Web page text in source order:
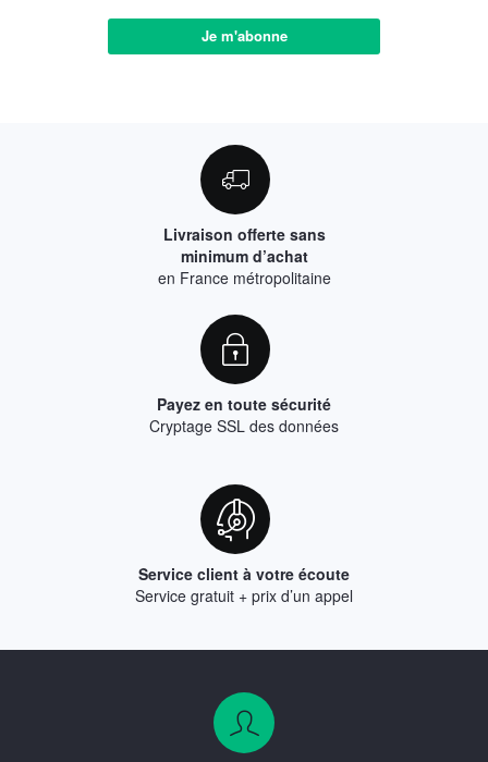
Je m'abonne
Livraison offerte sans
minimum d’achat
en France métropolitaine
Payez en toute sécurité
Cryptage SSL des données
Service client à votre écoute
Service gratuit + prix d’un appel